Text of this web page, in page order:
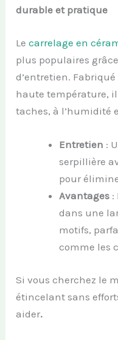
durable et pratique
Le carrelage en
plus populaires
d’entretien.
haute température,
taches, à l’humidité
Entretien :
serpillière
pour
Avantages :
dans une
motifs,
comme les
Si vous cherchez le
étincelant sans
aider.